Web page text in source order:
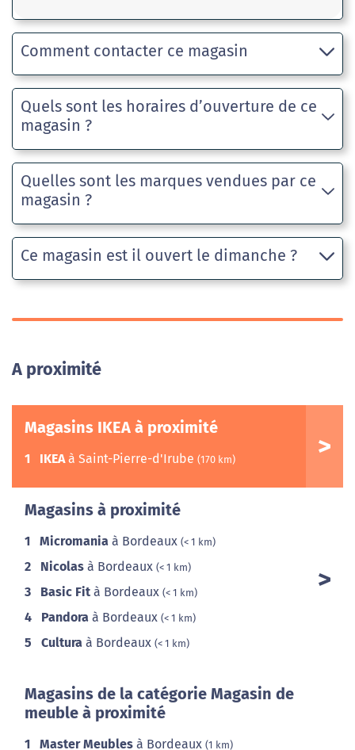
Comment contacter ce magasin
Quels sont les horaires d’ouverture de ce
magasin ?
Quelles sont les marques vendues par ce
magasin ?
Ce magasin est il ouvert le dimanche ?
A proximité
Magasins IKEA à proximité
1 IKEAà Saint-Pierre-d'Irube (170 km)
Magasins à proximité
1 Micromania à Bordeaux (< 1 km)
2 Nicolas à Bordeaux (< 1 km)
3 Basic Fit à Bordeaux (< 1 km)
4 Pandora à Bordeaux (< 1 km)
5 Cultura à Bordeaux (< 1 km)
Magasins de la catégorie Magasin de
meuble à proximité
1 Master Meubles à Bordeaux (1 km)